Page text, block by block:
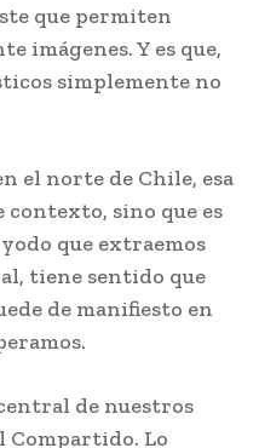
que permiten
imágenes. Y es que,
simplemente no
el norte de Chile, esa
contexto, sino que es
que extraemos
tiene sentido que
de manifiesto en
de nuestros
Compartido. Lo